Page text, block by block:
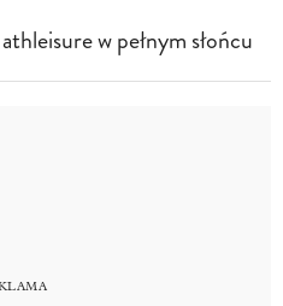
w pełnym słońcu